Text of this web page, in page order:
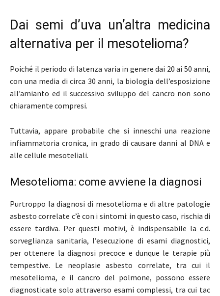
Dai semi d’uva un’altra medicina
alternativa per il mesotelioma?
Poiché il periodo di latenza varia in genere dai 20 ai 50 anni,
con una media di circa 30 anni, la biologia dell’esposizione
all’amianto ed il successivo sviluppo del cancro non sono
chiaramente compresi.
Tuttavia, appare probabile che si inneschi una reazione
infiammatoria cronica, in grado di causare danni al DNA e
alle cellule mesoteliali.
Mesotelioma: come avviene la diagnosi
Purtroppo la diagnosi di mesotelioma e di altre patologie
asbesto correlate c’è con i sintomi: in questo caso, rischia di
essere tardiva. Per questi motivi, è indispensabile la c.d.
sorveglianza sanitaria, l’esecuzione di esami diagnostici,
per ottenere la diagnosi precoce e dunque le terapie più
tempestive. Le neoplasie asbesto correlate, tra cui il
mesotelioma, e il cancro del polmone, possono essere
diagnosticate solo attraverso esami complessi, tra cui tac